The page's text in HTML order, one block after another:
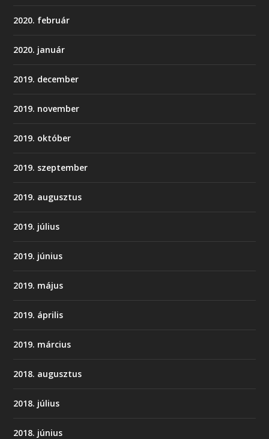
2020. február
2020. január
2019. december
2019. november
2019. október
2019. szeptember
2019. augusztus
2019. július
2019. június
2019. május
2019. április
2019. március
2018. augusztus
2018. július
2018. június